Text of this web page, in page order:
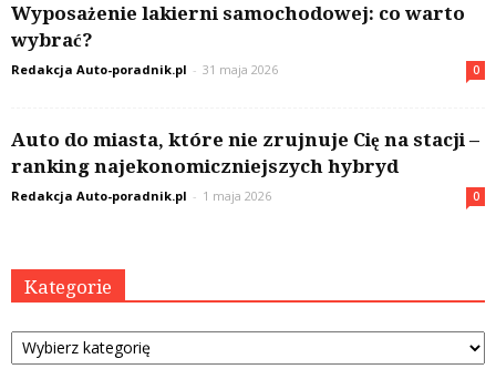
Wyposażenie lakierni samochodowej: co warto
wybrać?
Redakcja Auto-poradnik.pl - 31 maja 2026 0
Auto do miasta, które nie zrujnuje Cię na stacji –
ranking najekonomiczniejszych hybryd
Redakcja Auto-poradnik.pl - 1 maja 2026 0
Kategorie
Kategorie